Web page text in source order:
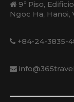
9º Piso,
Ngoc Ha, Hanoi,
+84-24-3835-